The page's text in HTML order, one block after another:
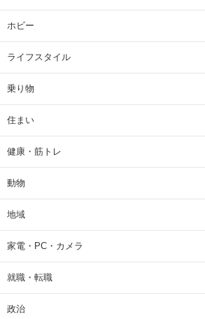
ホビー
ライフスタイル
乗り物
住まい
健康・筋トレ
動物
地域
家電・PC・カメラ
就職・転職
政治